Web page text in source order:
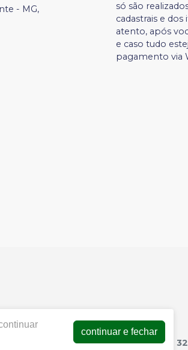
- MG,
só são
cadastrais e
atento, após
e caso tudo
pagamento via
E SOLUCOES ODONT. LTDA
continuar e fechar